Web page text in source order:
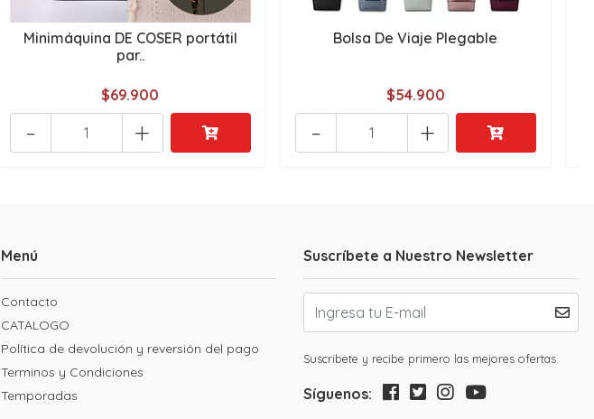
Minimáquina DE COSER portátil
par..
$69.900
+
-
Bolsa De Viaje Plegable
$54.900
+
-
Menú
Contacto
CATALOGO
Política de devolución y reversión del pago
Terminos y Condiciones
Temporadas
Suscríbete a Nuestro Newsletter
Suscribete y recibe primero las mejores ofertas.
Síguenos: